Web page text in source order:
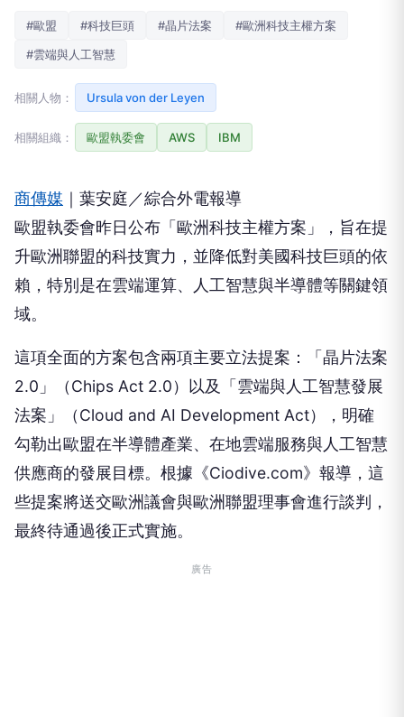
#歐盟 #科技巨頭 #晶片法案
#歐洲科技主權方案
#雲端與人工智慧
相關人物： Ursula von der Leyen
相關組織： 歐盟執委會 AWS IBM
商傳媒 ｜葉安庭／綜合外電報導
歐盟執委會昨日公布「歐洲科技主權方案」，旨在提
升歐洲聯盟的科技實力，並降低對美國科技巨頭的依
賴，特別是在雲端運算、人工智慧與半導體等關鍵領
域。
這項全面的方案包含兩項主要立法提案：「晶片法案
2.0」（Chips Act 2.0）以及「雲端與人工智慧發展
法案」（Cloud and AI Development Act），明確
勾勒出歐盟在半導體產業、在地雲端服務與人工智慧
供應商的發展目標。根據《Ciodive.com》報導，這
些提案將送交歐洲議會與歐洲聯盟理事會進行談判，
最終待通過後正式實施。
廣告